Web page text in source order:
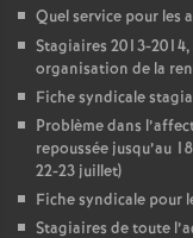
Quel service pour les
Stagiaires 2013-
organisation de la
Fiche syndicale
Problème dans
repoussée jusqu’au
22-23 juillet)
Fiche syndicale pour
Stagiaires de toute